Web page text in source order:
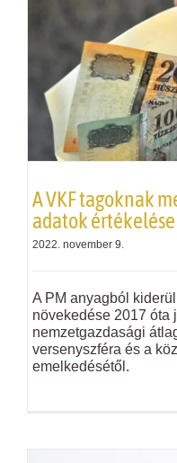
AVKFtagoknak
adatok értékelése
2022. november 9.
A PM anyagból
növekedése 2017 óta
nemzetgazdasági
versenyszféra és a
emelkedésétől.